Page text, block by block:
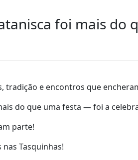
foi mais
tradição e encontros que
do que uma festa — foi a
parte!
Tasquinhas!